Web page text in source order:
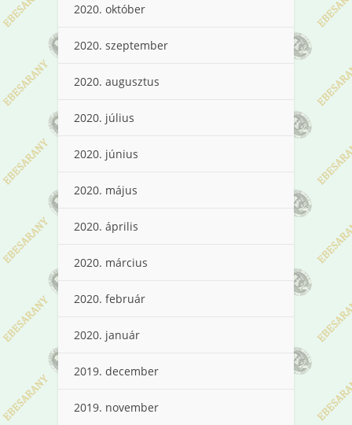
2020. október
2020. szeptember
2020. augusztus
2020. július
2020. június
2020. május
2020. április
2020. március
2020. február
2020. január
2019. december
2019. november